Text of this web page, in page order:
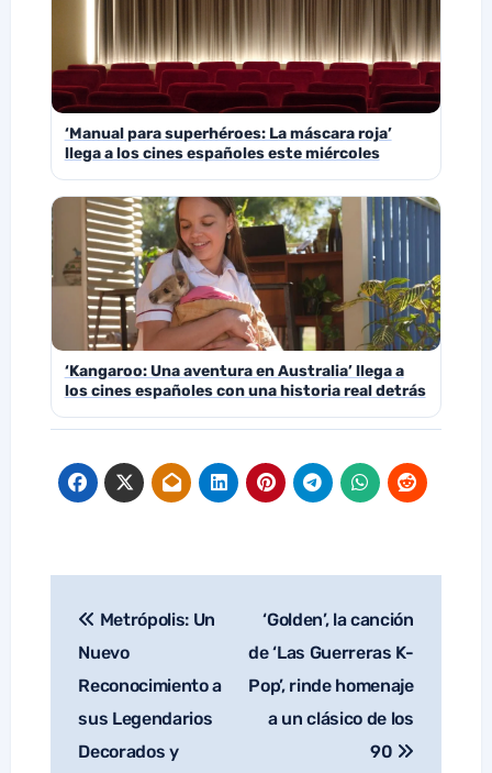
‘Manual para superhéroes: La máscara roja’
llega a los cines españoles este miércoles
‘Kangaroo: Una aventura en Australia’ llega a
los cines españoles con una historia real detrás
Navegación
de
Metrópolis: Un
Nuevo
Reconocimiento a
sus Legendarios
Decorados y
‘Golden’, la canción
de ‘Las Guerreras K-
Pop’, rinde homenaje
a un clásico de los
90